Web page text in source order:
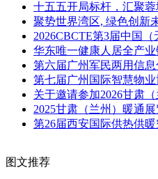
十五五开局标杆，汇聚
聚势世界湾区, 绿色创新
2026CBCTE第3届中国
华东唯一健康人居全产
第六届广州军民两用信
第七届广州国际智慧物
关于邀请参加2026甘肃
2025甘肃（兰州）暖通
第26届西安国际供热供
图文推荐